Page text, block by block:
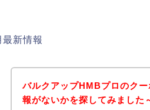
新情報
バルクアップHMBプロのク
報がないかを探してみました